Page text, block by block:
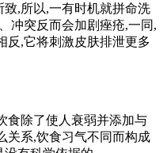
,所以,一有时机就拼命洗
冲突反而会加剧痤疮,一同,
反,它将刺激皮肤排泄更多
食除了使人衰弱并添加与
关系,饮食习气不同而构成